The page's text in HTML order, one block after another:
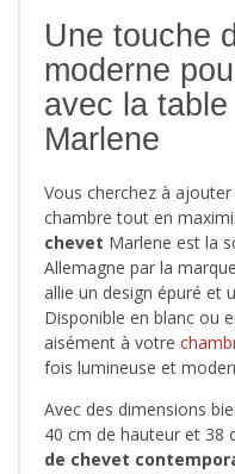
Une touche
moderne
avec la
Marlene
Vous cherchez à
chambre tout en
chevet Marlene est la
Allemagne par la
allie un design épuré et
Disponible en blanc ou
aisément à votre
fois lumineuse et
Avec des dimensions
40 cm de hauteur et 38
de chevet